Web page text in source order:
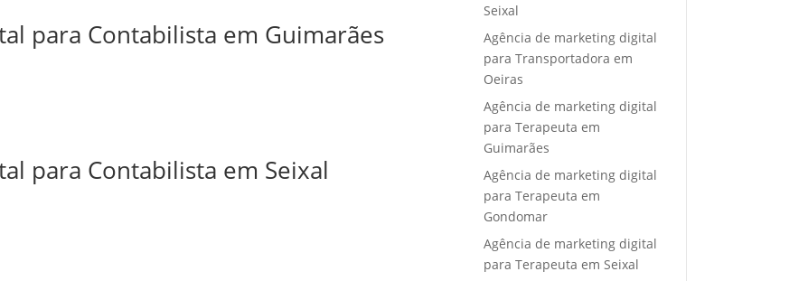
para Contabilista em Guimarães
para Contabilista em Seixal
Seixal
Agência de marketing digital
para Transportadora em
Oeiras
Agência de marketing digital
para Terapeuta em
Guimarães
Agência de marketing digital
para Terapeuta em
Gondomar
Agência de marketing digital
para Terapeuta em Seixal